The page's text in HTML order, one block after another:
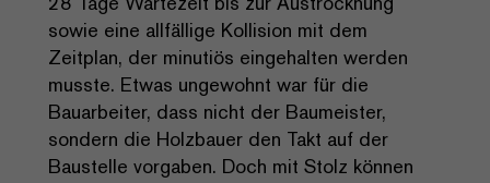
sowie eine allfällige Kollision mit dem
Zeitplan, der minutiös eingehalten werden
musste. Etwas ungewohnt war für die
Bauarbeiter, dass nicht der Baumeister,
sondern die Holzbauer den Takt auf der
Baustelle vorgaben. Doch mit Stolz können